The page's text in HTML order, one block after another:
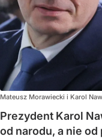
Mateusz Morawiecki i Karol
Prezydent Karol
od narodu, a nie od